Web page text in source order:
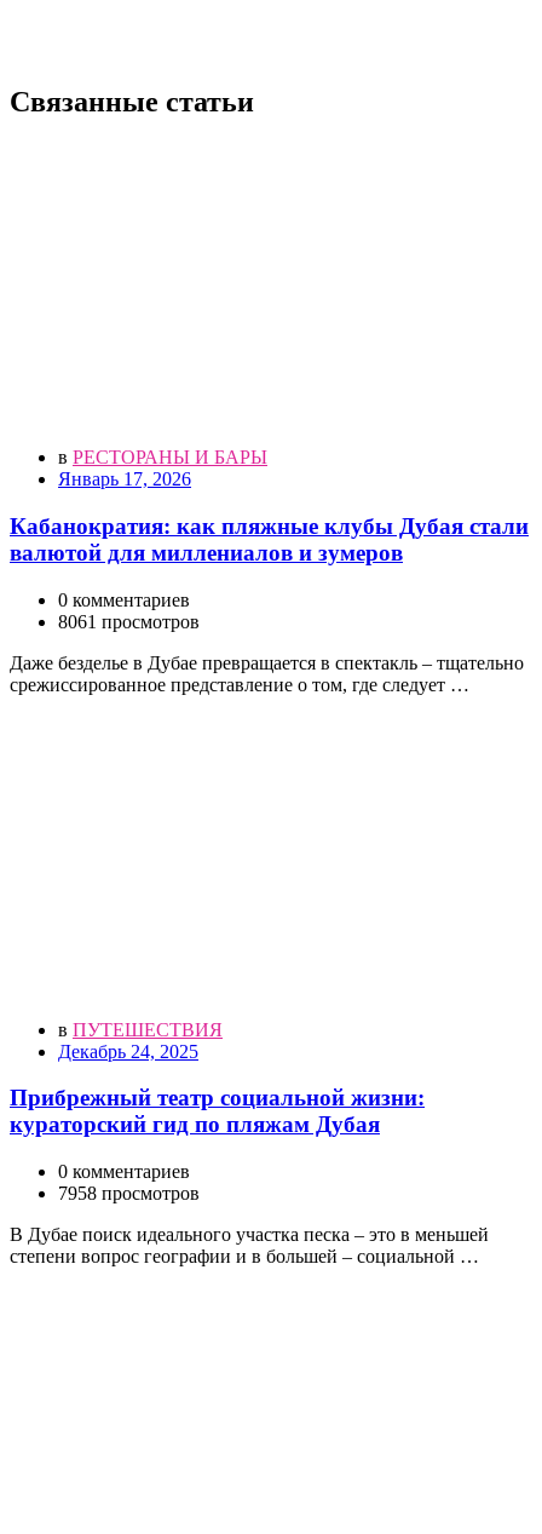
Связанные статьи
в РЕСТОРАНЫ И БАРЫ
Январь 17, 2026
Кабанократия: как пляжные клубы Дубая стали
валютой для миллениалов и зумеров
0 комментариев
8061 просмотров
Даже безделье в Дубае превращается в спектакль – тщательно
срежиссированное представление о том, где следует …
в ПУТЕШЕСТВИЯ
Декабрь 24, 2025
Прибрежный театр социальной жизни:
кураторский гид по пляжам Дубая
0 комментариев
7958 просмотров
В Дубае поиск идеального участка песка – это в меньшей
степени вопрос географии и в большей – социальной …